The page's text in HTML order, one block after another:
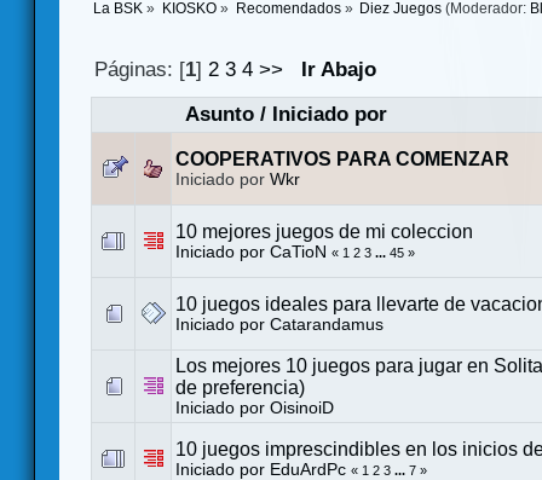
La BSK » KIOSKO» Recomendados» Diez Juegos (Moderador:
Páginas: [1]2 3 4 >>
Ir Abajo
Asunto/ Iniciado por
COOPERATIVOS PARA COMENZAR
Iniciado por Wkr
10 mejores juegos de mi coleccion
Iniciado por CaTioN « 1 2 3 ... 45 »
10 juegos ideales para llevarte de
Iniciado por Catarandamus
Los mejores 10 juegos para jugar en
de preferencia)
Iniciado por OisinoiD
10 juegos imprescindibles en los inicios
Iniciado por EduArdPc « 1 2 3 ... 7 »